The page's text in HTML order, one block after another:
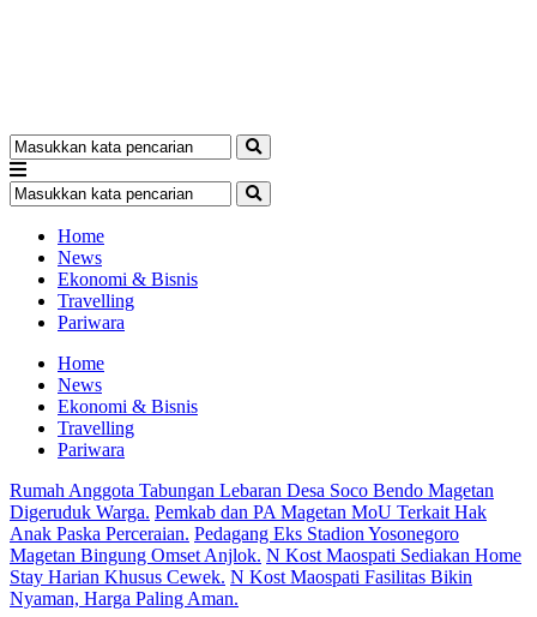
Home
News
Ekonomi & Bisnis
Travelling
Pariwara
Home
News
Ekonomi & Bisnis
Travelling
Pariwara
Rumah Anggota Tabungan Lebaran Desa Soco Bendo Magetan
Digeruduk Warga. Pemkab dan PA Magetan MoU Terkait Hak
Anak Paska Perceraian. Pedagang Eks Stadion Yosonegoro
Magetan Bingung Omset Anjlok. N Kost Maospati Sediakan Home
Stay Harian Khusus Cewek. N Kost Maospati Fasilitas Bikin
Nyaman, Harga Paling Aman.